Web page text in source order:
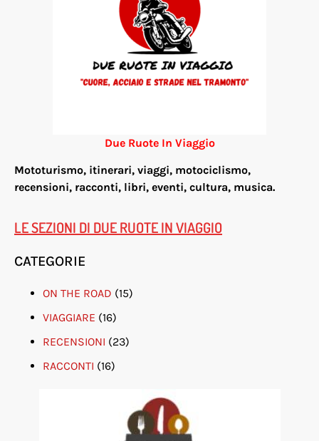
Due Ruote In Viaggio
Mototurismo, itinerari, viaggi, motociclismo,
recensioni, racconti, libri, eventi, cultura, musica.
LE SEZIONI DI DUE RUOTE IN VIAGGIO
CATEGORIE
ON THE ROAD (15)
VIAGGIARE (16)
RECENSIONI (23)
RACCONTI (16)